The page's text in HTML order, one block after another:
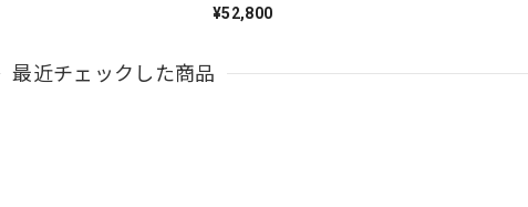
¥52,800
最近チェックした商品